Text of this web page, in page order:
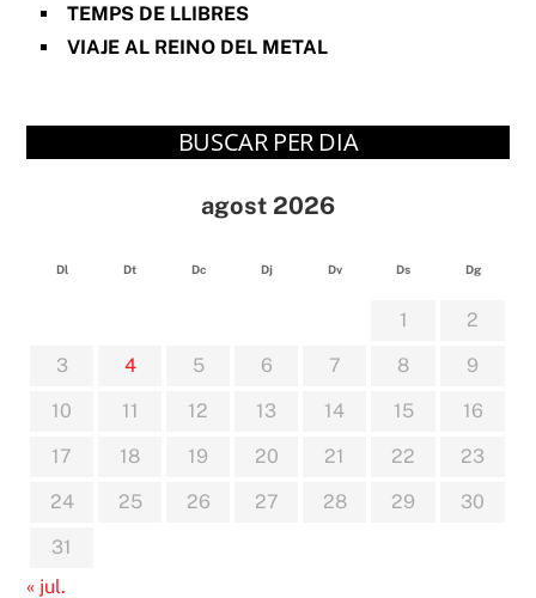
TEMPS DE LLIBRES
VIAJE AL REINO DEL METAL
BUSCAR PER DIA
agost 2026
Dl Dt Dc Dj Dv Ds Dg
1
2
3
4 5 6 7 8
9
10
11 12 13 14 15
16
17
18 19 20 21 22
23
24
25 26 27 28 29
30
31
« jul.